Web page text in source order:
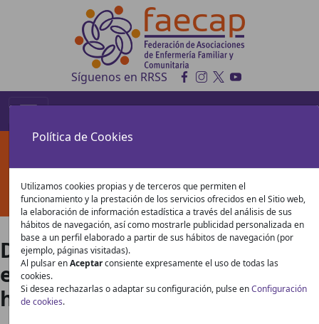
Síguenos en RRSS
FAECAP
Descarga las guías de
elaboración propia o en las que
hemos colaborado
Política de Cookies
Utilizamos cookies propias y de terceros que permiten el
funcionamiento y la prestación de los servicios ofrecidos en el Sitio web,
la elaboración de información estadística a través del análisis de sus
hábitos de navegación, así como mostrarle publicidad personalizada en
base a un perfil elaborado a partir de sus hábitos de navegación (por
ejemplo, páginas visitadas).
Al pulsar enAceptarconsiente expresamente el uso de todas las
cookies.
Si desea rechazarlas o adaptar su configuración, pulse enConfiguración
de cookies.